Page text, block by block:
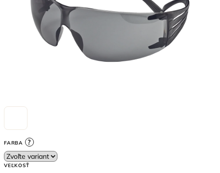
FARBA ?
VEĽKOSŤ